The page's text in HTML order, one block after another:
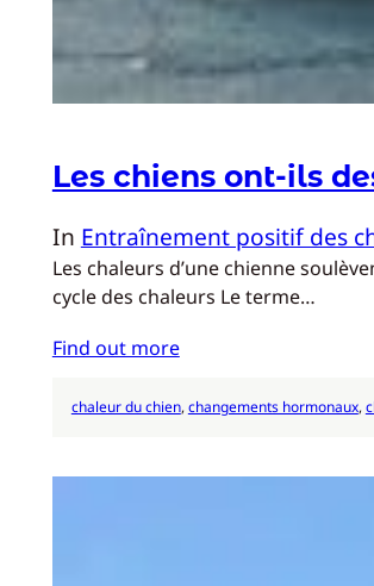
Les chiens ont-ils
In Entraînement positif des
Les chaleurs d’une chienne
cycle des chaleurs Le terme…
Find out more
chaleur du chien, changements hormonaux,